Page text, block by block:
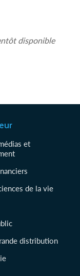
disponible
et
de la vie
distribution